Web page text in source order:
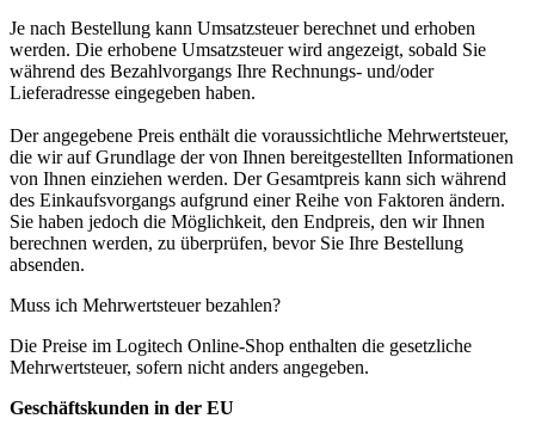
Je nach Bestellung kann Umsatzsteuer berechnet und erhoben
werden. Die erhobene Umsatzsteuer wird angezeigt, sobald Sie
während des Bezahlvorgangs Ihre Rechnungs- und/oder
Lieferadresse eingegeben haben.
Der angegebene Preis enthält die voraussichtliche Mehrwertsteuer,
die wir auf Grundlage der von Ihnen bereitgestellten Informationen
von Ihnen einziehen werden. Der Gesamtpreis kann sich während
des Einkaufsvorgangs aufgrund einer Reihe von Faktoren ändern.
Sie haben jedoch die Möglichkeit, den Endpreis, den wir Ihnen
berechnen werden, zu überprüfen, bevor Sie Ihre Bestellung
absenden.
Muss ich Mehrwertsteuer bezahlen?
Die Preise im Logitech Online-Shop enthalten die gesetzliche
Mehrwertsteuer, sofern nicht anders angegeben.
Geschäftskunden in der EU